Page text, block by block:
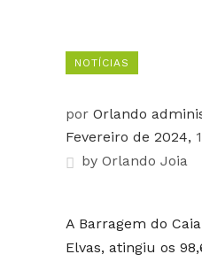
NOTÍCIAS
por Orlando
Fevereiro de 2024,
by Orlando Joia
A Barragem do
Elvas, atingiu os